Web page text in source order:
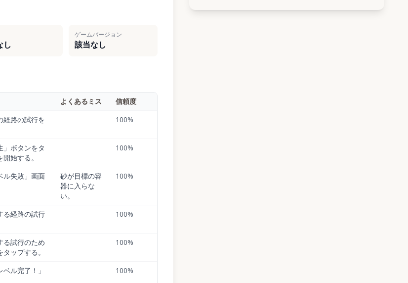
し
ゲームバージョン
該当なし
よくあるミス
信頼度
経路の試行を
100%
」ボタンをタ
始する。
100%
ル失敗」画面
砂が目標の容
器に入らな
い。
100%
る経路の試行
100%
る試行のため
ップする。
100%
ル完了！」
100%